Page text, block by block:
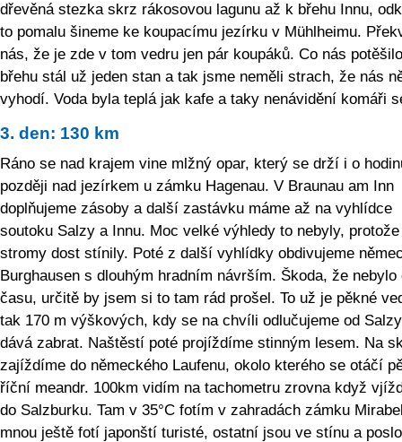
dřevěná stezka skrz rákosovou lagunu až k břehu Innu,
to pomalu šineme ke koupacímu jezírku v Mühlheimu.
nás, že je zde v tom vedru jen pár koupáků. Co nás
břehu stál už jeden stan a tak jsme neměli strach, že nás
vyhodí. Voda byla teplá jak kafe a taky nenávidění komáři
3. den: 130 km
Ráno se nad krajem vine mlžný opar, který se drží i o
později nad jezírkem u zámku Hagenau. V Braunau am Inn
doplňujeme zásoby a další zastávku máme až na vyhlídce
soutoku Salzy a Innu. Moc velké výhledy to nebyly,
stromy dost stínily. Poté z další vyhlídky obdivujeme
Burghausen s dlouhým hradním návrším. Škoda, že nebylo
času, určitě by jsem si to tam rád prošel. To už je pěkné
tak 170 m výškových, kdy se na chvíli odlučujeme od
dává zabrat. Naštěstí poté projíždíme stinným lesem. Na
zajíždíme do německého Laufenu, okolo kterého se otáčí
říční meandr. 100km vidím na tachometru zrovna když
do Salzburku. Tam v 35°C fotím v zahradách zámku
mnou ještě fotí japonští turisté, ostatní jsou ve stínu a